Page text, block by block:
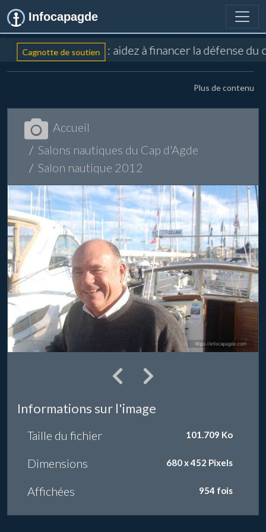
Infocapagde
Cagnotte de soutien : aidez à financer la défense
Plus de contenu
Accueil
Salons nautiques du Cap d'Agde
Salon nautique 2012
Informations sur l'image
Taille du fichier 101.709 Ko
Dimensions 680 x 452 Pixels
Affichées 954 fois